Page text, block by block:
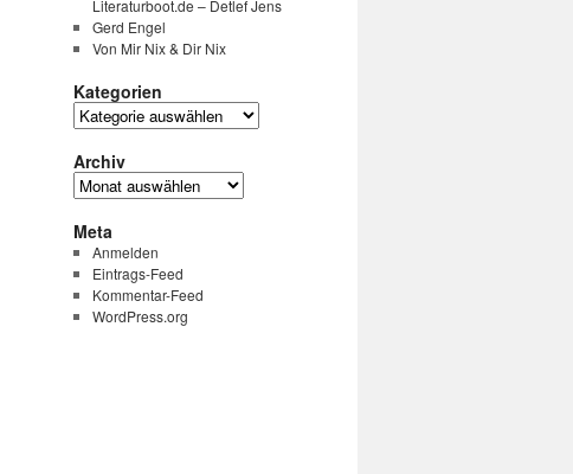
Literaturboot.de – Detlef Jens
Gerd Engel
Von Mir Nix & Dir Nix
Kategorien
Kategorien
Archiv
Archiv
Meta
Anmelden
Eintrags-Feed
Kommentar-Feed
WordPress.org